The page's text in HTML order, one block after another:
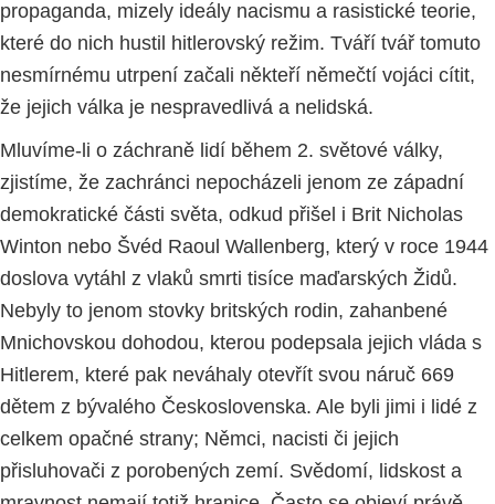
propaganda, mizely ideály nacismu a rasistické teorie,
které do nich hustil hitlerovský režim. Tváří tvář tomuto
nesmírnému utrpení začali někteří němečtí vojáci cítit,
že jejich válka je nespravedlivá a nelidská.
Mluvíme-li o záchraně lidí během 2. světové války,
zjistíme, že zachránci nepocházeli jenom ze západní
demokratické části světa, odkud přišel i Brit Nicholas
Winton nebo Švéd Raoul Wallenberg, který v roce 1944
doslova vytáhl z vlaků smrti tisíce maďarských Židů.
Nebyly to jenom stovky britských rodin, zahanbené
Mnichovskou dohodou, kterou podepsala jejich vláda s
Hitlerem, které pak neváhaly otevřít svou náruč 669
dětem z bývalého Československa. Ale byli jimi i lidé z
celkem opačné strany; Němci, nacisti či jejich
přisluhovači z porobených zemí. Svědomí, lidskost a